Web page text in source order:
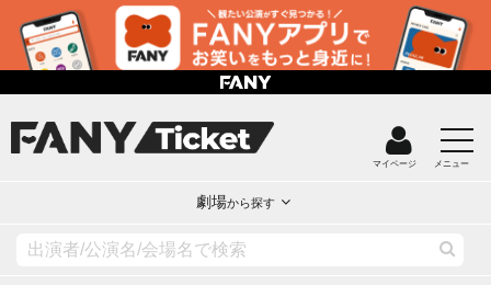
マイページ メニュー
劇場から探す